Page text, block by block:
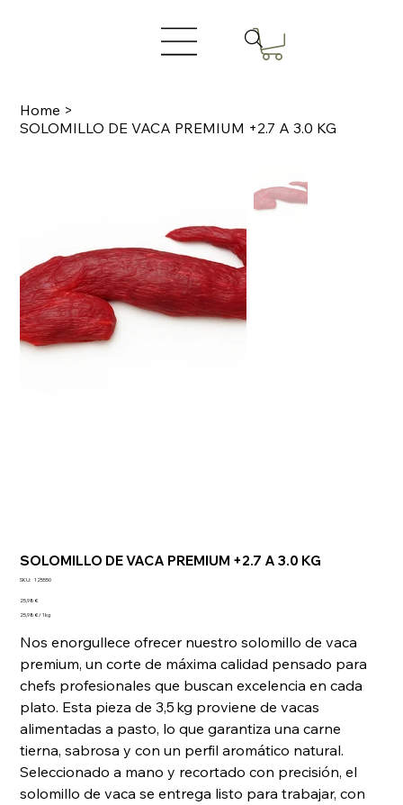
Home >
SOLOMILLO DE VACA PREMIUM +2.7 A 3.0 KG
SOLOMILLO DE VACA PREMIUM +2.7 A 3.0 KG
SKU: SKU
125550
Precio
25,98 €
25,98 €
Kilogramos
25,98 € / 1kg
Nos enorgullece ofrecer nuestro solomillo de vaca
premium, un corte de máxima calidad pensado para
chefs profesionales que buscan excelencia en cada
plato. Esta pieza de 3,5 kg proviene de vacas
alimentadas a pasto, lo que garantiza una carne
tierna, sabrosa y con un perfil aromático natural.
Seleccionado a mano y recortado con precisión, el
solomillo de vaca se entrega listo para trabajar, con